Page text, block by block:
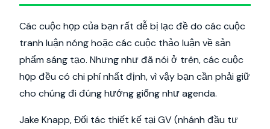
Các cuộc họp của bạn rất dễ bị lạc đề do các cuộc
tranh luận nóng hoặc các cuộc thảo luận về sản
phẩm sáng tạo. Nhưng như đã nói ở trên, các cuộc
họp đều có chi phí nhất định, vì vậy bạn cần phải giữ
cho chúng đi đúng hướng giống như agenda.
Jake Knapp, Đối tác thiết kế tại GV (nhánh đầu tư